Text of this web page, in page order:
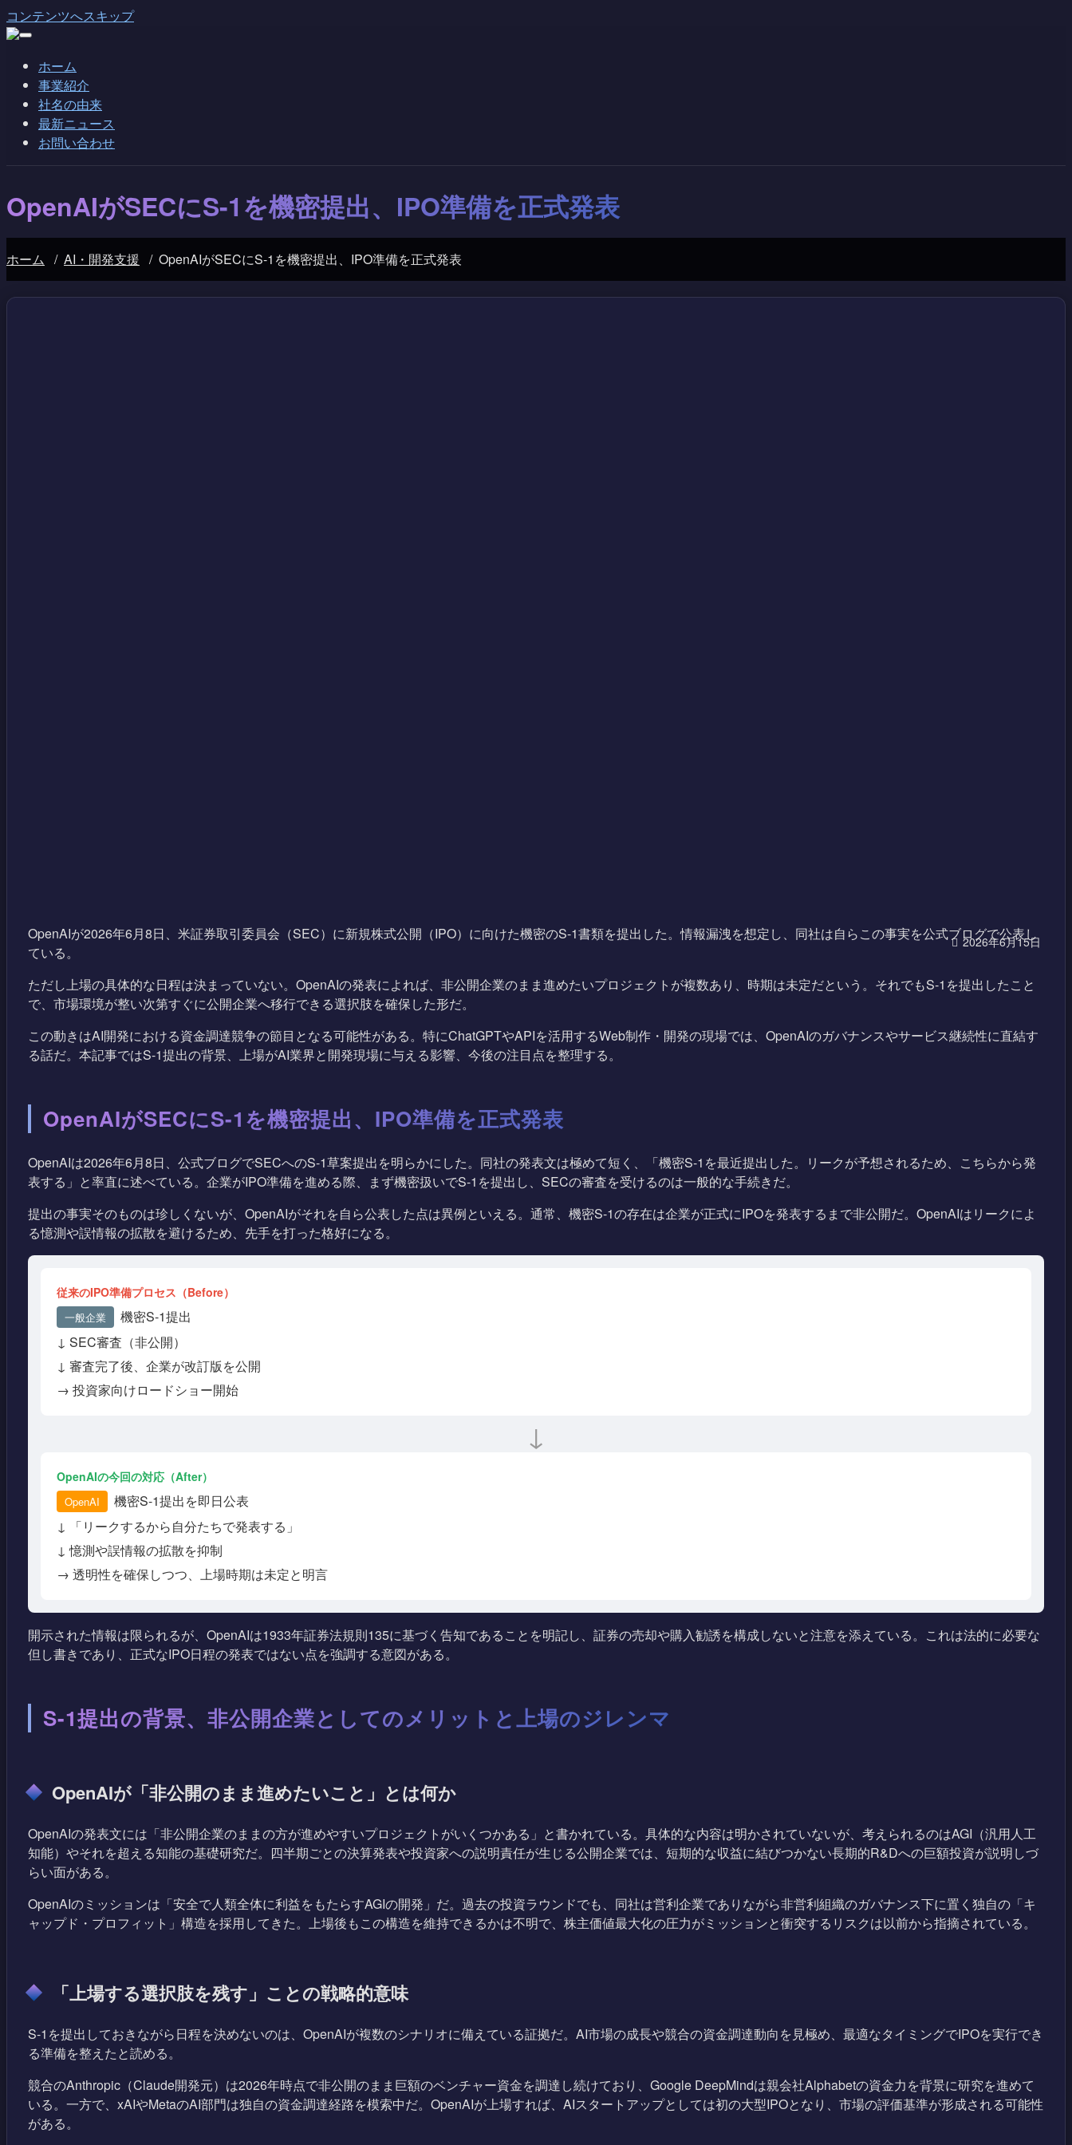
コンテンツへスキップ
ホーム
事業紹介
社名の由来
最新ニュース
お問い合わせ
OpenAIがSECにS-1を機密提出、IPO準備を正式発表
ホーム / AI・開発支援 / OpenAIがSECにS-1を機密提出、IPO準備を正式発表
2026年6月15日
OpenAIが2026年6月8日、米証券取引委員会（SEC）に新規株式公開（IPO）に向けた機密のS-1書類を提出した。情報漏洩を想定し、同社は自らこの事実を公式ブログで公表し
ている。
ただし上場の具体的な日程は決まっていない。OpenAIの発表によれば、非公開企業のまま進めたいプロジェクトが複数あり、時期は未定だという。それでもS-1を提出したこと
で、市場環境が整い次第すぐに公開企業へ移行できる選択肢を確保した形だ。
この動きはAI開発における資金調達競争の節目となる可能性がある。特にChatGPTやAPIを活用するWeb制作・開発の現場では、OpenAIのガバナンスやサービス継続性に直結す
る話だ。本記事ではS-1提出の背景、上場がAI業界と開発現場に与える影響、今後の注目点を整理する。
OpenAIがSECにS-1を機密提出、IPO準備を正式発表
OpenAIは2026年6月8日、公式ブログでSECへのS-1草案提出を明らかにした。同社の発表文は極めて短く、「機密S-1を最近提出した。リークが予想されるため、こちらから発
表する」と率直に述べている。企業がIPO準備を進める際、まず機密扱いでS-1を提出し、SECの審査を受けるのは一般的な手続きだ。
提出の事実そのものは珍しくないが、OpenAIがそれを自ら公表した点は異例といえる。通常、機密S-1の存在は企業が正式にIPOを発表するまで非公開だ。OpenAIはリークによ
る憶測や誤情報の拡散を避けるため、先手を打った格好になる。
従来のIPO準備プロセス（Before）
一般企業
機密S-1提出
↓ SEC審査（非公開）
↓ 審査完了後、企業が改訂版を公開
→ 投資家向けロードショー開始
↓
OpenAIの今回の対応（After）
OpenAI
機密S-1提出を即日公表
↓ 「リークするから自分たちで発表する」
↓ 憶測や誤情報の拡散を抑制
→ 透明性を確保しつつ、上場時期は未定と明言
開示された情報は限られるが、OpenAIは1933年証券法規則135に基づく告知であることを明記し、証券の売却や購入勧誘を構成しないと注意を添えている。これは法的に必要な
但し書きであり、正式なIPO日程の発表ではない点を強調する意図がある。
S-1提出の背景、非公開企業としてのメリットと上場のジレンマ
OpenAIが「非公開のまま進めたいこと」とは何か
OpenAIの発表文には「非公開企業のままの方が進めやすいプロジェクトがいくつかある」と書かれている。具体的な内容は明かされていないが、考えられるのはAGI（汎用人工
知能）やそれを超える知能の基礎研究だ。四半期ごとの決算発表や投資家への説明責任が生じる公開企業では、短期的な収益に結びつかない長期的R&Dへの巨額投資が説明しづ
らい面がある。
OpenAIのミッションは「安全で人類全体に利益をもたらすAGIの開発」だ。過去の投資ラウンドでも、同社は営利企業でありながら非営利組織のガバナンス下に置く独自の「キ
ャップド・プロフィット」構造を採用してきた。上場後もこの構造を維持できるかは不明で、株主価値最大化の圧力がミッションと衝突するリスクは以前から指摘されている。
「上場する選択肢を残す」ことの戦略的意味
S-1を提出しておきながら日程を決めないのは、OpenAIが複数のシナリオに備えている証拠だ。AI市場の成長や競合の資金調達動向を見極め、最適なタイミングでIPOを実行でき
る準備を整えたと読める。
競合のAnthropic（Claude開発元）は2026年時点で非公開のまま巨額のベンチャー資金を調達し続けており、Google DeepMindは親会社Alphabetの資金力を背景に研究を進めて
いる。一方で、xAIやMetaのAI部門は独自の資金調達経路を模索中だ。OpenAIが上場すれば、AIスタートアップとしては初の大型IPOとなり、市場の評価基準が形成される可能性
がある。